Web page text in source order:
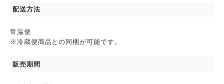
配送方法
常温便
※冷蔵便商品との同梱が可能です。
販売期間